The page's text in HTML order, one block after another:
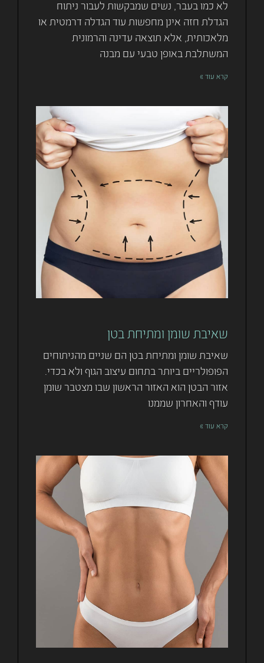
לא כמו בעבר, נשים שמבקשות לעבור ניתוח
הגדלת חזה אינן מחפשות עוד הגדלה דרמטית או
מלאכותית, אלא תוצאה עדינה והרמונית
המשתלבת באופן טבעי עם מבנה
קרא עוד »
שאיבת שומן ומתיחת בטן
שאיבת שומן ומתיחת בטן הם שניים מהניתוחים
הפופולריים ביותר בתחום עיצוב הגוף ולא בכדי.
אזור הבטן הוא האזור הראשון שבו מצטבר שומן
עודף והאחרון שממנו
קרא עוד »